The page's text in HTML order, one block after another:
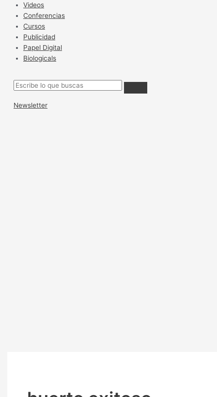
Videos
Conferencias
Cursos
Publicidad
Papel Digital
Biologicals
Newsletter